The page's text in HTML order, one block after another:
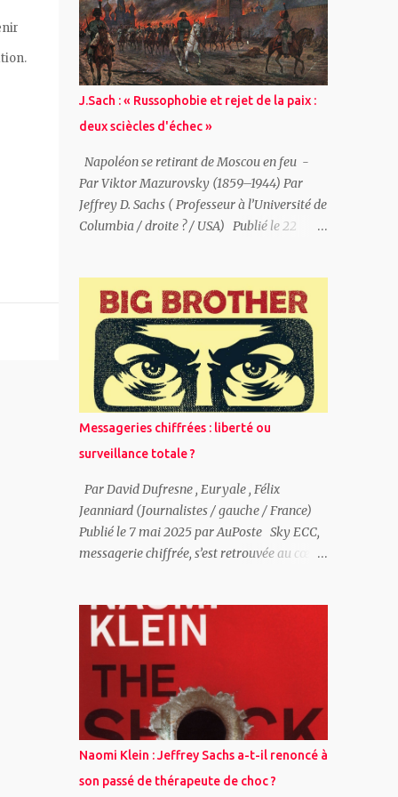
Vous pouvez signer une pétition de solidarité
ici . ~ (Mauro Carlo Zanella ): Un ami m’écrit
: « Bien sûr que tu as du courage! » Mais la
vérité est que j’ai vraiment peur, j’ai un
rendez-vous à confirmer avec Yurii et au
dernier moment je voudrais reporter la
rencontre. Je m’imagine, dans un crescendo
de panique, être arrêté par la police, les
services secrets, l’armée. Etre emmené en
prison, ou pire, abattu contre le premier
mur. Puis la rationalité et le sens du devoir
manifeste de la symp...
J.Sach : « Russophobie et rejet de la paix :
deux sciècles d'échec »
Napoléon se retirant de Moscou en feu -
Par Viktor Mazurovsky (1859–1944) Par
Jeffrey D. Sachs ( Professeur à l’Université de
Columbia / droite ? / USA) Publié le 22
Europe’s Rejection of Peace: A Two-Century
Failure L' Europe a rejeté à plusieurs reprises
la paix avec la Russie à des moments où un
règlement négocié était possible, et ces rejets
se sont avérés profondément contre-
productifs. Du XIXe siècle à nos jours, les
préoccupations sécuritaires de la Russie
n’ont pas été considérées comme des intérêts
légitimes à négocier dans le cadre d’un ordre
européen plus large, mais comme des
transgressions morales à combattre, à
contenir ou à ignorer. Ce schéma s’est répété
à travers des régimes russes radicalement
réside pas principalement dans l’idéologie
russe, mais dans le ...
Messageries chiffrées : liberté ou
surveillance totale ?
Par David Dufresne , Euryale , Félix
Jeanniard (Journalistes / gauche / France)
Publié le 7 mai 2025 par AuPoste Sky ECC,
messagerie chiffrée, s’est retrouvée au cœur
de messages. Dans son documentaire, «ECC:
la messagerie du crime» (C+), Guillaume
Dasquié explore les enjeux liés à la
surveillance numérique, à la vie privée et
aux limites de l’action des États. En posant la
question du cadre légal et du respect des
libertés individuelles, il interroge les
conséquences de ces pratiques sur notre
rapport à la sécurité et à la confidentialité
Naomi Klein : Jeffrey Sachs a-t-il renoncé à
son passé de thérapeute de choc ?